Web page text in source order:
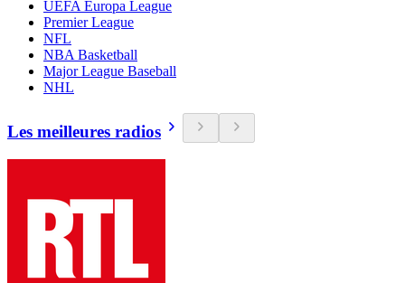
UEFA Europa League
Premier League
NFL
NBA Basketball
Major League Baseball
NHL
Les meilleures radios